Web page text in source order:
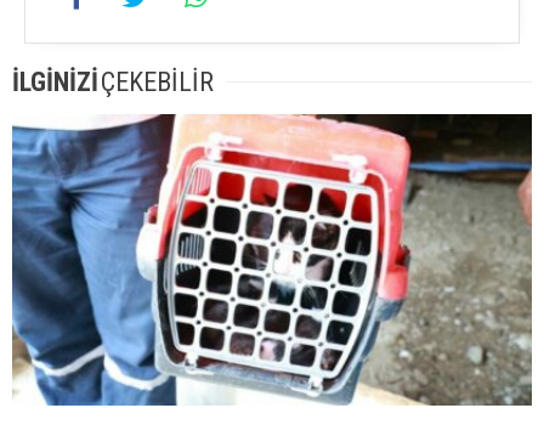
İLGİNİZİÇEKEBİLİR